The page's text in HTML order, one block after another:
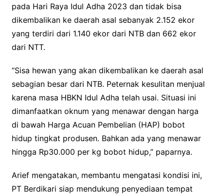
pada Hari Raya Idul Adha 2023 dan tidak bisa
dikembalikan ke daerah asal sebanyak 2.152 ekor
yang terdiri dari 1.140 ekor dari NTB dan 662 ekor
dari NTT.
“Sisa hewan yang akan dikembalikan ke daerah asal
sebagian besar dari NTB. Peternak kesulitan menjual
karena masa HBKN Idul Adha telah usai. Situasi ini
dimanfaatkan oknum yang menawar dengan harga
di bawah Harga Acuan Pembelian (HAP) bobot
hidup tingkat produsen. Bahkan ada yang menawar
hingga Rp30.000 per kg bobot hidup,” paparnya.
Arief mengatakan, membantu mengatasi kondisi ini,
PT Berdikari siap mendukung penyediaan tempat